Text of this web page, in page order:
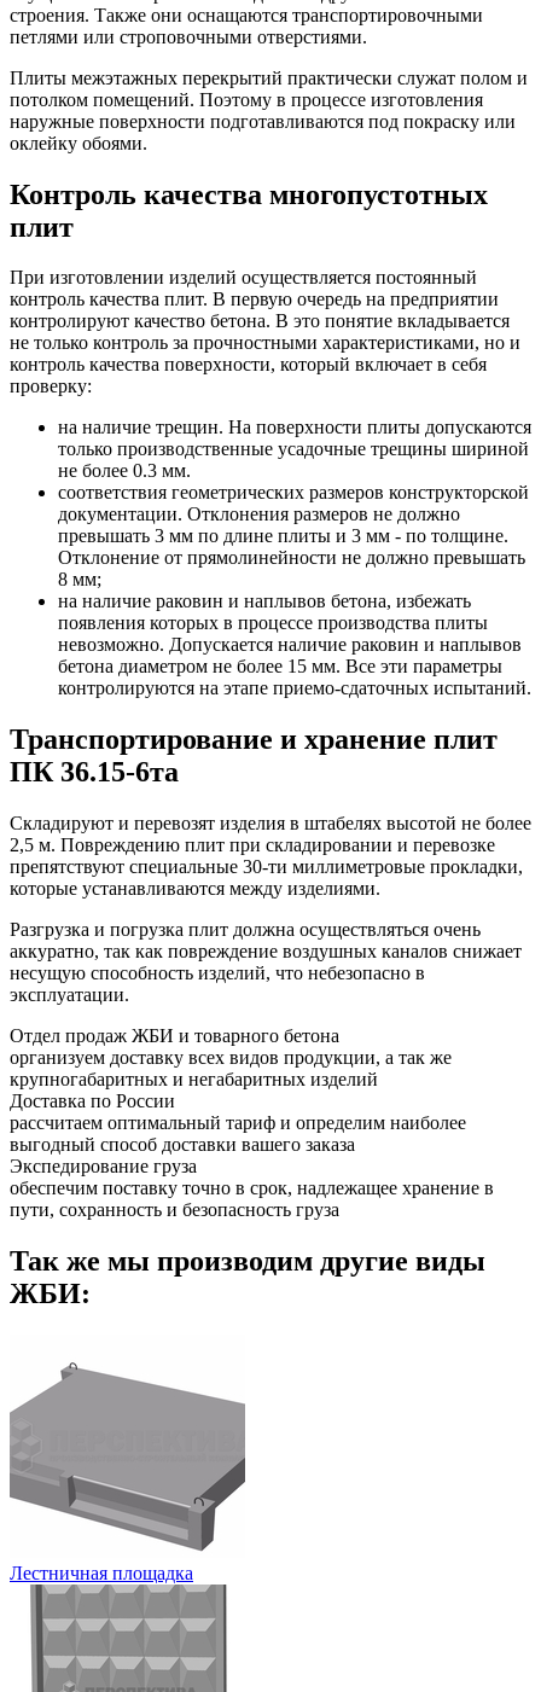
строения. Также они оснащаются транспортировочными
петлями или строповочными отверстиями.
Плиты межэтажных перекрытий практически служат полом и
потолком помещений. Поэтому в процессе изготовления
наружные поверхности подготавливаются под покраску или
оклейку обоями.
Контроль качества многопустотных
плит
При изготовлении изделий осуществляется постоянный
контроль качества плит. В первую очередь на предприятии
контролируют качество бетона. В это понятие вкладывается
не только контроль за прочностными характеристиками, но и
контроль качества поверхности, который включает в себя
проверку:
на наличие трещин. На поверхности плиты допускаются
только производственные усадочные трещины шириной
не более 0.3 мм.
соответствия геометрических размеров конструкторской
документации. Отклонения размеров не должно
превышать 3 мм по длине плиты и 3 мм - по толщине.
Отклонение от прямолинейности не должно превышать
8 мм;
на наличие раковин и наплывов бетона, избежать
появления которых в процессе производства плиты
невозможно. Допускается наличие раковин и наплывов
бетона диаметром не более 15 мм. Все эти параметры
контролируются на этапе приемо-сдаточных испытаний.
Транспортирование и хранение плит
ПК 36.15-6та
Складируют и перевозят изделия в штабелях высотой не более
2,5 м. Повреждению плит при складировании и перевозке
препятствуют специальные 30-ти миллиметровые прокладки,
которые устанавливаются между изделиями.
Разгрузка и погрузка плит должна осуществляться очень
аккуратно, так как повреждение воздушных каналов снижает
несущую способность изделий, что небезопасно в
эксплуатации.
Отдел продаж ЖБИ и товарного бетона
организуем доставку всех видов продукции, а так же
крупногабаритных и негабаритных изделий
Доставка по России
рассчитаем оптимальный тариф и определим наиболее
выгодный способ доставки вашего заказа
Экспедирование груза
обеспечим поставку точно в срок, надлежащее хранение в
пути, сохранность и безопасность груза
Так же мы производим другие виды
ЖБИ:
Лестничная площадка